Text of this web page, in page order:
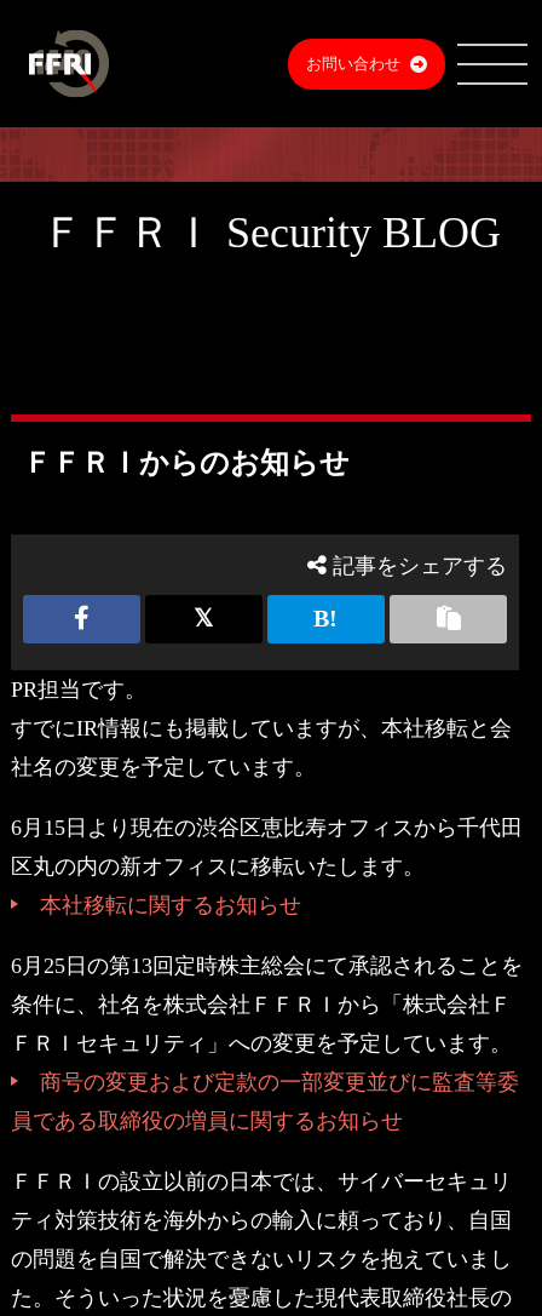
お問い合わせ
ＦＦＲＩ Security BLOG
ＦＦＲＩからのお知らせ
記事をシェアする
PR担当です。
すでにIR情報にも掲載していますが、本社移転と会
社名の変更を予定しています。
6月15日より現在の渋谷区恵比寿オフィスから千代田
区丸の内の新オフィスに移転いたします。
本社移転に関するお知らせ
6月25日の第13回定時株主総会にて承認されることを
条件に、社名を株式会社ＦＦＲＩから「株式会社Ｆ
ＦＲＩセキュリティ」への変更を予定しています。
商号の変更および定款の一部変更並びに監査等委
員である取締役の増員に関するお知らせ
ＦＦＲＩの設立以前の日本では、サイバーセキュリ
ティ対策技術を海外からの輸入に頼っており、自国
の問題を自国で解決できないリスクを抱えていまし
た。そういった状況を憂慮した現代表取締役社長の